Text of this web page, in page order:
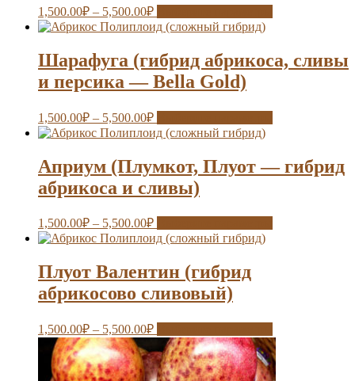
1,500.00₽ – 5,500.00₽
Шарафуга (гибрид абрикоса, сливы
и персика — Bella Gold)
1,500.00₽ – 5,500.00₽
Априум (Плумкот, Плуот — гибрид
абрикоса и сливы)
1,500.00₽ – 5,500.00₽
Плуот Валентин (гибрид
абрикосово сливовый)
1,500.00₽ – 5,500.00₽